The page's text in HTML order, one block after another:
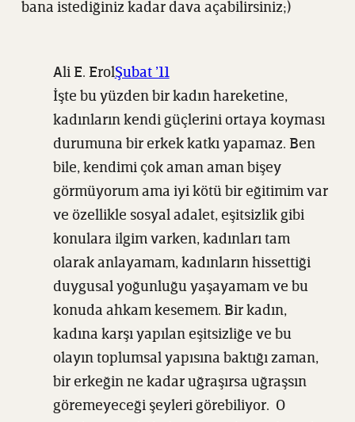
bana istediğiniz kadar dava açabilirsiniz;)
Ali E. ErolŞubat ’11
İşte bu yüzden bir kadın hareketine,
kadınların kendi güçlerini ortaya koyması
durumuna bir erkek katkı yapamaz. Ben
bile, kendimi çok aman aman bişey
görmüyorum ama iyi kötü bir eğitimim var
ve özellikle sosyal adalet, eşitsizlik gibi
konulara ilgim varken, kadınları tam
olarak anlayamam, kadınların hissettiği
duygusal yoğunluğu yaşayamam ve bu
konuda ahkam kesemem. Bir kadın,
kadına karşı yapılan eşitsizliğe ve bu
olayın toplumsal yapısına baktığı zaman,
bir erkeğin ne kadar uğraşırsa uğraşsın
göremeyeceği şeyleri görebiliyor. O